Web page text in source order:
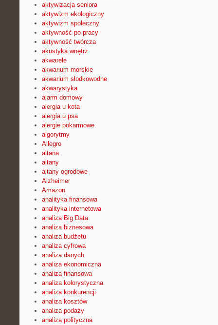
aktywizacja seniora
aktywizm ekologiczny
aktywizm społeczny
aktywność po pracy
aktywność twórcza
akustyka wnętrz
akwarele
akwarium morskie
akwarium słodkowodne
akwarystyka
alarm domowy
alergia u kota
alergia u psa
alergie pokarmowe
algorytmy
Allegro
altana
altany
altany ogrodowe
Alzheimer
Amazon
analityka finansowa
analityka internetowa
analiza Big Data
analiza biznesowa
analiza budżetu
analiza cyfrowa
analiza danych
analiza ekonomiczna
analiza finansowa
analiza kolorystyczna
analiza konkurencji
analiza kosztów
analiza podaży
analiza polityczna